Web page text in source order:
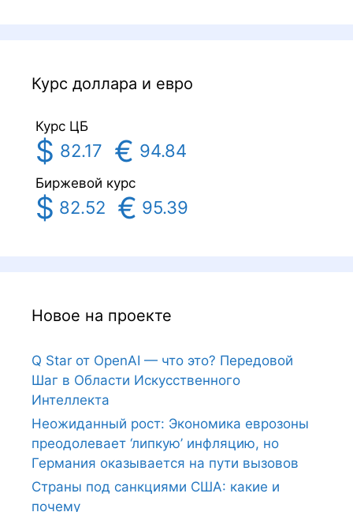
Курс доллара и евро
Курс ЦБ
$ 82.17 € 94.84
Биржевой курс
$ 82.52 € 95.39
Новое на проекте
Q Star от OpenAI — что это? Передовой
Шаг в Области Искусственного
Интеллекта
Неожиданный рост: Экономика еврозоны
преодолевает ‘липкую’ инфляцию, но
Германия оказывается на пути вызовов
Страны под санкциями США: какие и
почему